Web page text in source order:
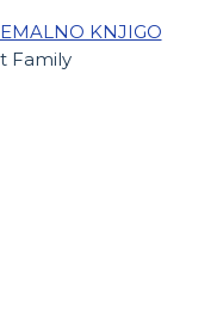
KNJIGO